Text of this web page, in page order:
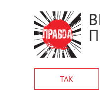
перше бродіння.
починають активно
перекачується у
доброджує і визріває
потрапляє
натуральним чином –
цукор, доданий перед
бродіння в теплій
ТАК